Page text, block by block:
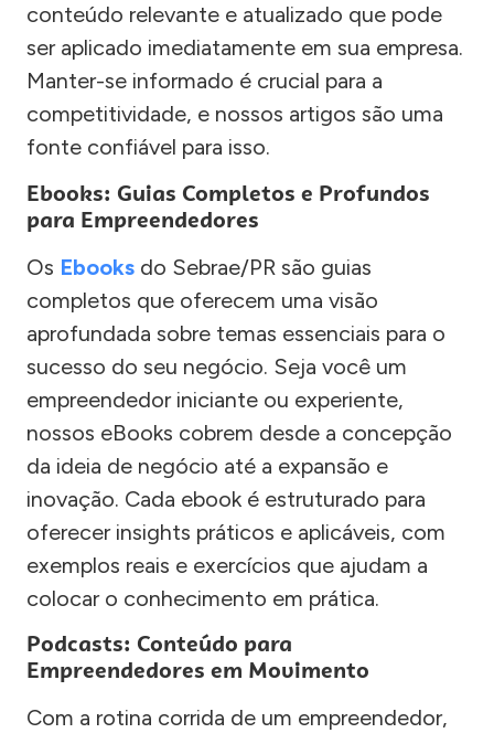
conteúdo relevante e atualizado que pode
ser aplicado imediatamente em sua empresa.
Manter-se informado é crucial para a
competitividade, e nossos artigos são uma
fonte confiável para isso.
Ebooks: Guias Completos e Profundos
para Empreendedores
Os Ebooks do Sebrae/PR são guias
completos que oferecem uma visão
aprofundada sobre temas essenciais para o
sucesso do seu negócio. Seja você um
empreendedor iniciante ou experiente,
nossos eBooks cobrem desde a concepção
da ideia de negócio até a expansão e
inovação. Cada ebook é estruturado para
oferecer insights práticos e aplicáveis, com
exemplos reais e exercícios que ajudam a
colocar o conhecimento em prática.
Podcasts: Conteúdo para
Empreendedores em Movimento
Com a rotina corrida de um empreendedor,